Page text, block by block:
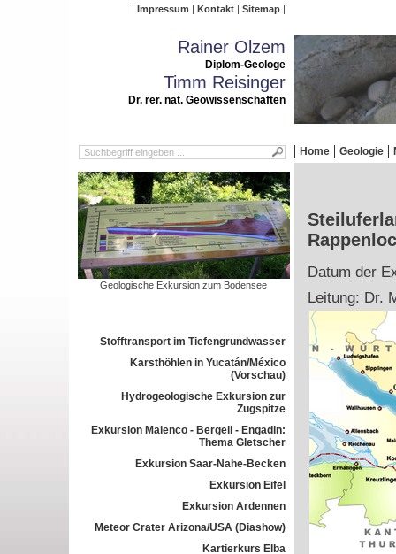
Impressum Kontakt Sitemap
Rainer Olzem
Diplom-Geologe
Timm Reisinger
Dr. rer. nat. Geowissenschaften
Home Geologie
Geologische Exkursion zum Bodensee
Stofftransport im Tiefengrundwasser
Karsthöhlen in Yucatán/México
(Vorschau)
Hydrogeologische Exkursion zur
Zugspitze
Exkursion Malenco - Bergell - Engadin:
Thema Gletscher
Exkursion Saar-Nahe-Becken
Exkursion Eifel
Exkursion Ardennen
Meteor Crater Arizona/USA (Diashow)
Kartierkurs Elba
Datum der
Leitung: Dr.